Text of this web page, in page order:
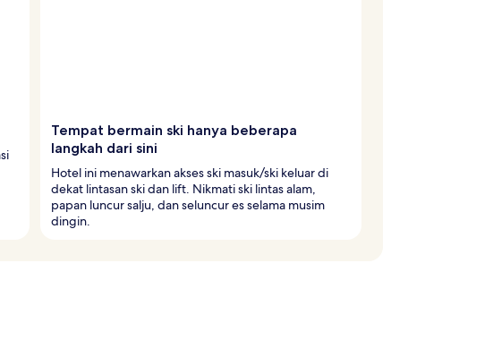
Tempat bermain ski hanya beberapa
langkah dari sini
Hotel ini menawarkan akses ski masuk/ski keluar di
dekat lintasan ski dan lift. Nikmati ski lintas alam,
papan luncur salju, dan seluncur es selama musim
dingin.